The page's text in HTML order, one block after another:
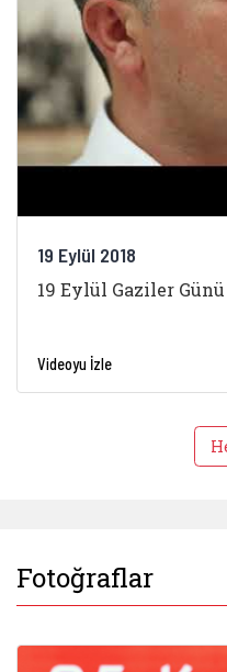
19 Eylül 2018
19 Eylül Gaziler
Videoyu İzle
Fotoğraflar